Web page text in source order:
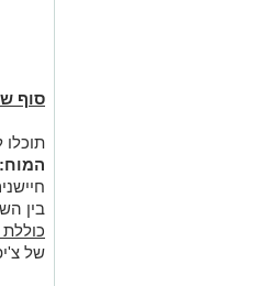
סוף
תוכלו
המוח:
בין
של